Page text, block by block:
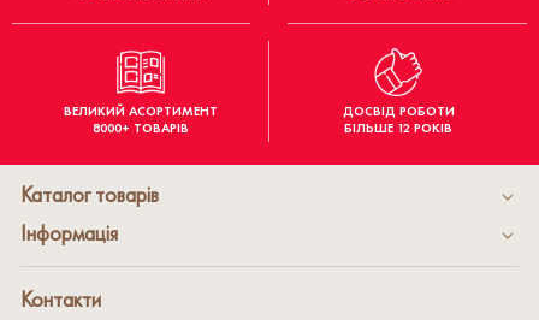
ВЕЛИКИЙ АСОРТИМЕНТ
8000+ ТОВАРІВ
ДОСВІД РОБОТИ
БІЛЬШЕ 12 РОКІВ
Каталог товарів
Інформація
Контакти